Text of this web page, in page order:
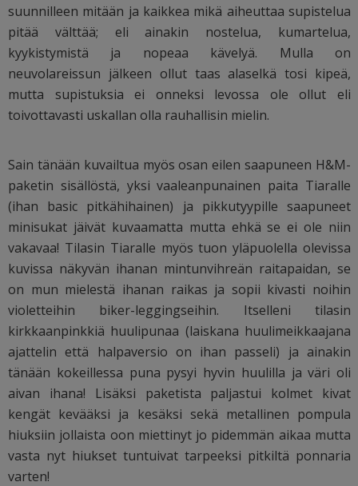
suunnilleen mitään ja kaikkea mikä aiheuttaa supistelua
pitää välttää; eli ainakin nostelua, kumartelua,
kyykistymistä ja nopeaa kävelyä. Mulla on
neuvolareissun jälkeen ollut taas alaselkä tosi kipeä,
mutta supistuksia ei onneksi levossa ole ollut eli
toivottavasti uskallan olla rauhallisin mielin.
Sain tänään kuvailtua myös osan eilen saapuneen H&M-
paketin sisällöstä, yksi vaaleanpunainen paita Tiaralle
(ihan basic pitkähihainen) ja pikkutyypille saapuneet
minisukat jäivät kuvaamatta mutta ehkä se ei ole niin
vakavaa! Tilasin Tiaralle myös tuon yläpuolella olevissa
kuvissa näkyvän ihanan mintunvihreän raitapaidan, se
on mun mielestä ihanan raikas ja sopii kivasti noihin
violetteihin biker-leggingseihin. Itselleni tilasin
kirkkaanpinkkiä huulipunaa (laiskana huulimeikkaajana
ajattelin että halpaversio on ihan passeli) ja ainakin
tänään kokeillessa puna pysyi hyvin huulilla ja väri oli
aivan ihana! Lisäksi paketista paljastui kolmet kivat
kengät kevääksi ja kesäksi sekä metallinen pompula
hiuksiin jollaista oon miettinyt jo pidemmän aikaa mutta
vasta nyt hiukset tuntuivat tarpeeksi pitkiltä ponnaria
varten!